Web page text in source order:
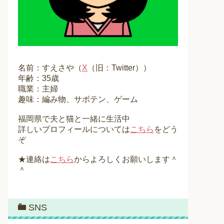
名前：すえさや（X （旧：Twitter））
年齢：35歳
職業：主婦
趣味：編み物、サボテン、ゲーム
福岡県で夫と猫と一緒に生活中
詳しいプロフィールについてはこちら をどう
ぞ
★連絡はこちらからよろしくお願いします＾
＾
SNS